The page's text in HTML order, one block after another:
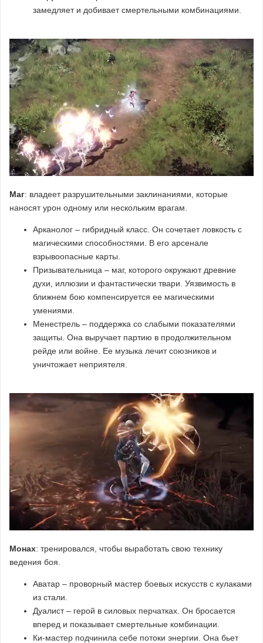
замедляет и добивает смертельными комбинациями.
Маг: владеет разрушительными заклинаниями, которые
наносят урон одному или нескольким врагам.
Арканолог – гибридный класс. Он сочетает ловкость с
магическими способностями. В его арсенале
взрывоопасные карты.
Призывательница – маг, которого окружают древние
духи, иллюзии и фантастически твари. Уязвимость в
ближнем бою компенсируется ее магическими
умениями.
Менестрель – поддержка со слабыми показателями
защиты. Она выручает партию в продолжительном
рейде или войне. Ее музыка лечит союзников и
уничтожает неприятеля.
Монах: тренировался, чтобы выработать свою технику
ведения боя.
Аватар – проворный мастер боевых искусств с кулаками
из стали.
Дуалист – герой в силовых перчатках. Он бросается
вперед и показывает смертельные комбинации.
Ки-мастер подчинила себе потоки энергии. Она бьет